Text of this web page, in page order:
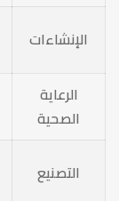
الإنشاءات
الرعاية
الصحية
التصنيع